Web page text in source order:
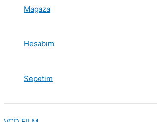
Magaza
Hesabım
Sepetim